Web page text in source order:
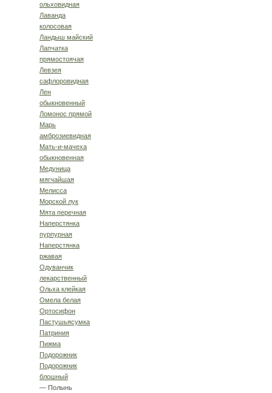
ольховидная
Лаванда
колосовая
Ландыш майский
Лапчатка
прямостоячая
Левзея
сафлоровидная
Лен
обыкновенный
Ломонос прямой
Марь
амброзиевидная
Мать-и-мачеха
обыкновенная
Медуница
мягчайшая
Мелисса
Морской лук
Мята перечная
Наперстянка
пурпурная
Наперстянка
ржавая
Одуванчик
лекарственный
Ольха клейкая
Омела белая
Ортосифон
Пастушьясумка
Патриния
Пижма
Подорожник
Подорожник
блошный
— Полынь